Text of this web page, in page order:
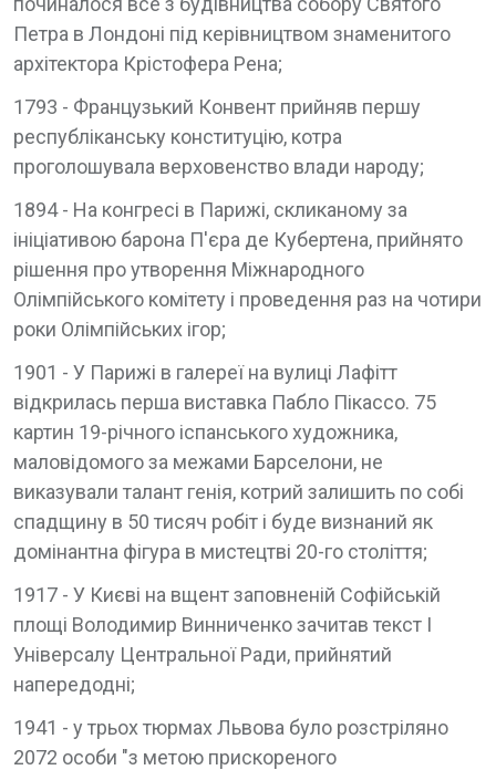
Петра в Лондоні під керівництвом знаменитого
архітектора Крістофера Рена;
1793 - Французький Конвент прийняв першу
республіканську конституцію, котра
проголошувала верховенство влади народу;
1894 - На конгресі в Парижі, скликаному за
ініціативою барона П'єра де Кубертена, прийнято
рішення про утворення Міжнародного
Олімпійського комітету і проведення раз на чотири
роки Олімпійських ігор;
1901 - У Парижі в галереї на вулиці Лафітт
відкрилась перша виставка Пабло Пікассо. 75
картин 19-річного іспанського художника,
маловідомого за межами Барселони, не
виказували талант генія, котрий залишить по собі
спадщину в 50 тисяч робіт і буде визнаний як
домінантна фігура в мистецтві 20-го століття;
1917 - У Києві на вщент заповненій Софійській
площі Володимир Винниченко зачитав текст І
Універсалу Центральної Ради, прийнятий
напередодні;
1941 - у трьох тюрмах Львова було розстріляно
2072 особи "з метою прискореного